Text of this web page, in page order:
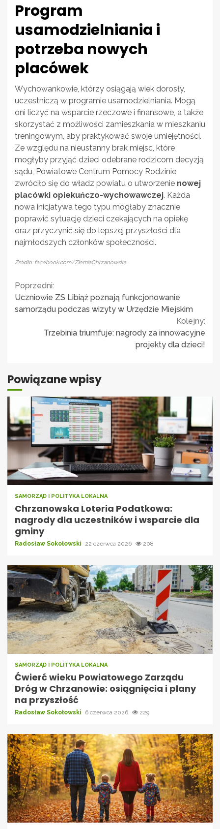
Program
usamodzielniania i
potrzeba nowych
placówek
Wychowankowie, którzy osiągają wiek dorosły,
uczestniczą w programie usamodzielniania. Mogą
oni liczyć na wsparcie rzeczowe i finansowe, a także
skorzystać z możliwości zamieszkania w mieszkaniu
treningowym, aby praktykować swoje umiejętności.
Ze względu na nieustanny brak miejsc, które
mogłyby przyjąć dzieci odebrane rodzicom decyzją
sądu, Powiatowe Centrum Pomocy Rodzinie
zwróciło się do władz powiatu o utworzenie nowej
placówki opiekuńczo-wychowawczej. Każda
nowa inicjatywa tego typu mogłaby znacznie
poprawić sytuację dzieci czekających na opiekę
oraz przyczynić się do lepszej przyszłości dla
najmłodszych członków społeczności.
Źródło: facebook.com/ZiemiaChrzanowska
Continue
Reading
Poprzedni:
Uczniowie ZS Libiąż poznają funkcjonowanie
samorządu podczas wizyty w Urzędzie Miejskim
Kolejny:
Trzebinia triumfuje: nagrody za innowacyjne
projekty dla dzieci!
Powiązane wpisy
SAMORZĄD I POLITYKA LOKALNA
Chrzanowska Loteria Podatkowa:
nagrody dla uczestników i wsparcie dla
gminy
Radosław Sokołowski 22 czerwca 2026 208
SAMORZĄD I POLITYKA LOKALNA
Ćwierć wieku Powiatowego Zarządu
Dróg w Chrzanowie: osiągnięcia i plany
na przyszłość
Radosław Sokołowski 6 czerwca 2026 229